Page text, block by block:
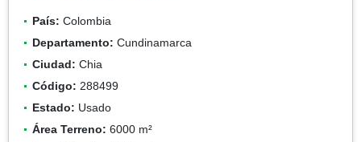
País: Colombia
Departamento: Cundinamarca
Ciudad: Chia
Código: 288499
Estado: Usado
Área Terreno: 6000 m²